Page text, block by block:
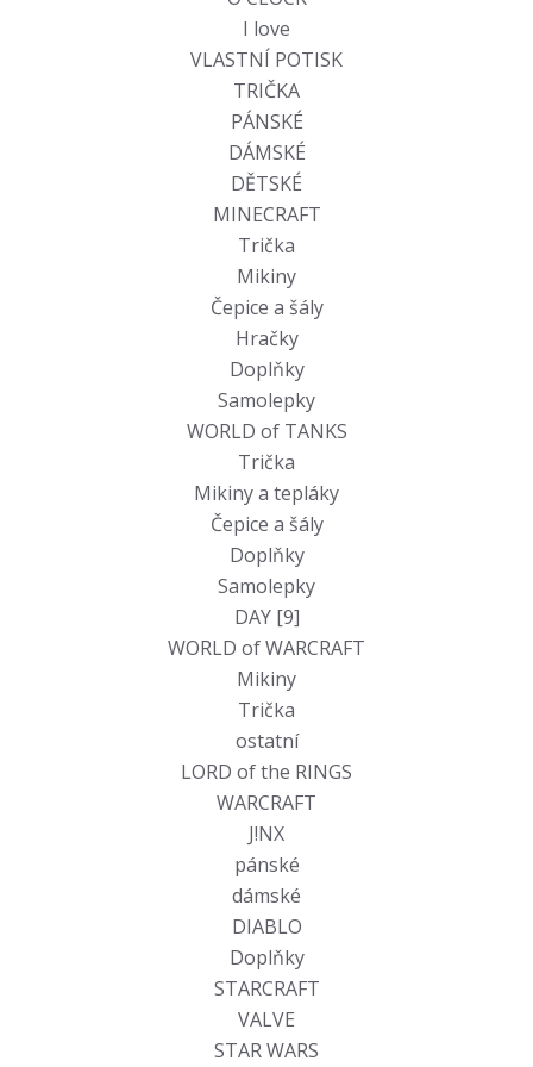
I love
VLASTNÍ POTISK
TRIČKA
PÁNSKÉ
DÁMSKÉ
DĚTSKÉ
MINECRAFT
Trička
Mikiny
Čepice a šály
Hračky
Doplňky
Samolepky
WORLD of TANKS
Trička
Mikiny a tepláky
Čepice a šály
Doplňky
Samolepky
DAY [9]
WORLD of WARCRAFT
Mikiny
Trička
ostatní
LORD of the RINGS
WARCRAFT
J!NX
pánské
dámské
DIABLO
Doplňky
STARCRAFT
VALVE
STAR WARS